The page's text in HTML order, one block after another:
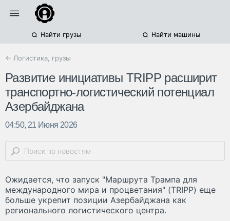
Найти грузы Найти машины
← Логистика, грузы
Развитие инициативы TRIPP расширит
транспортно-логистический потенциал
Азербайджана
04:50, 21 Июня 2026
Ожидается, что запуск "Маршрута Трампа для
международного мира и процветания" (TRIPP) еще
больше укрепит позиции Азербайджана как
регионального логистического центра.